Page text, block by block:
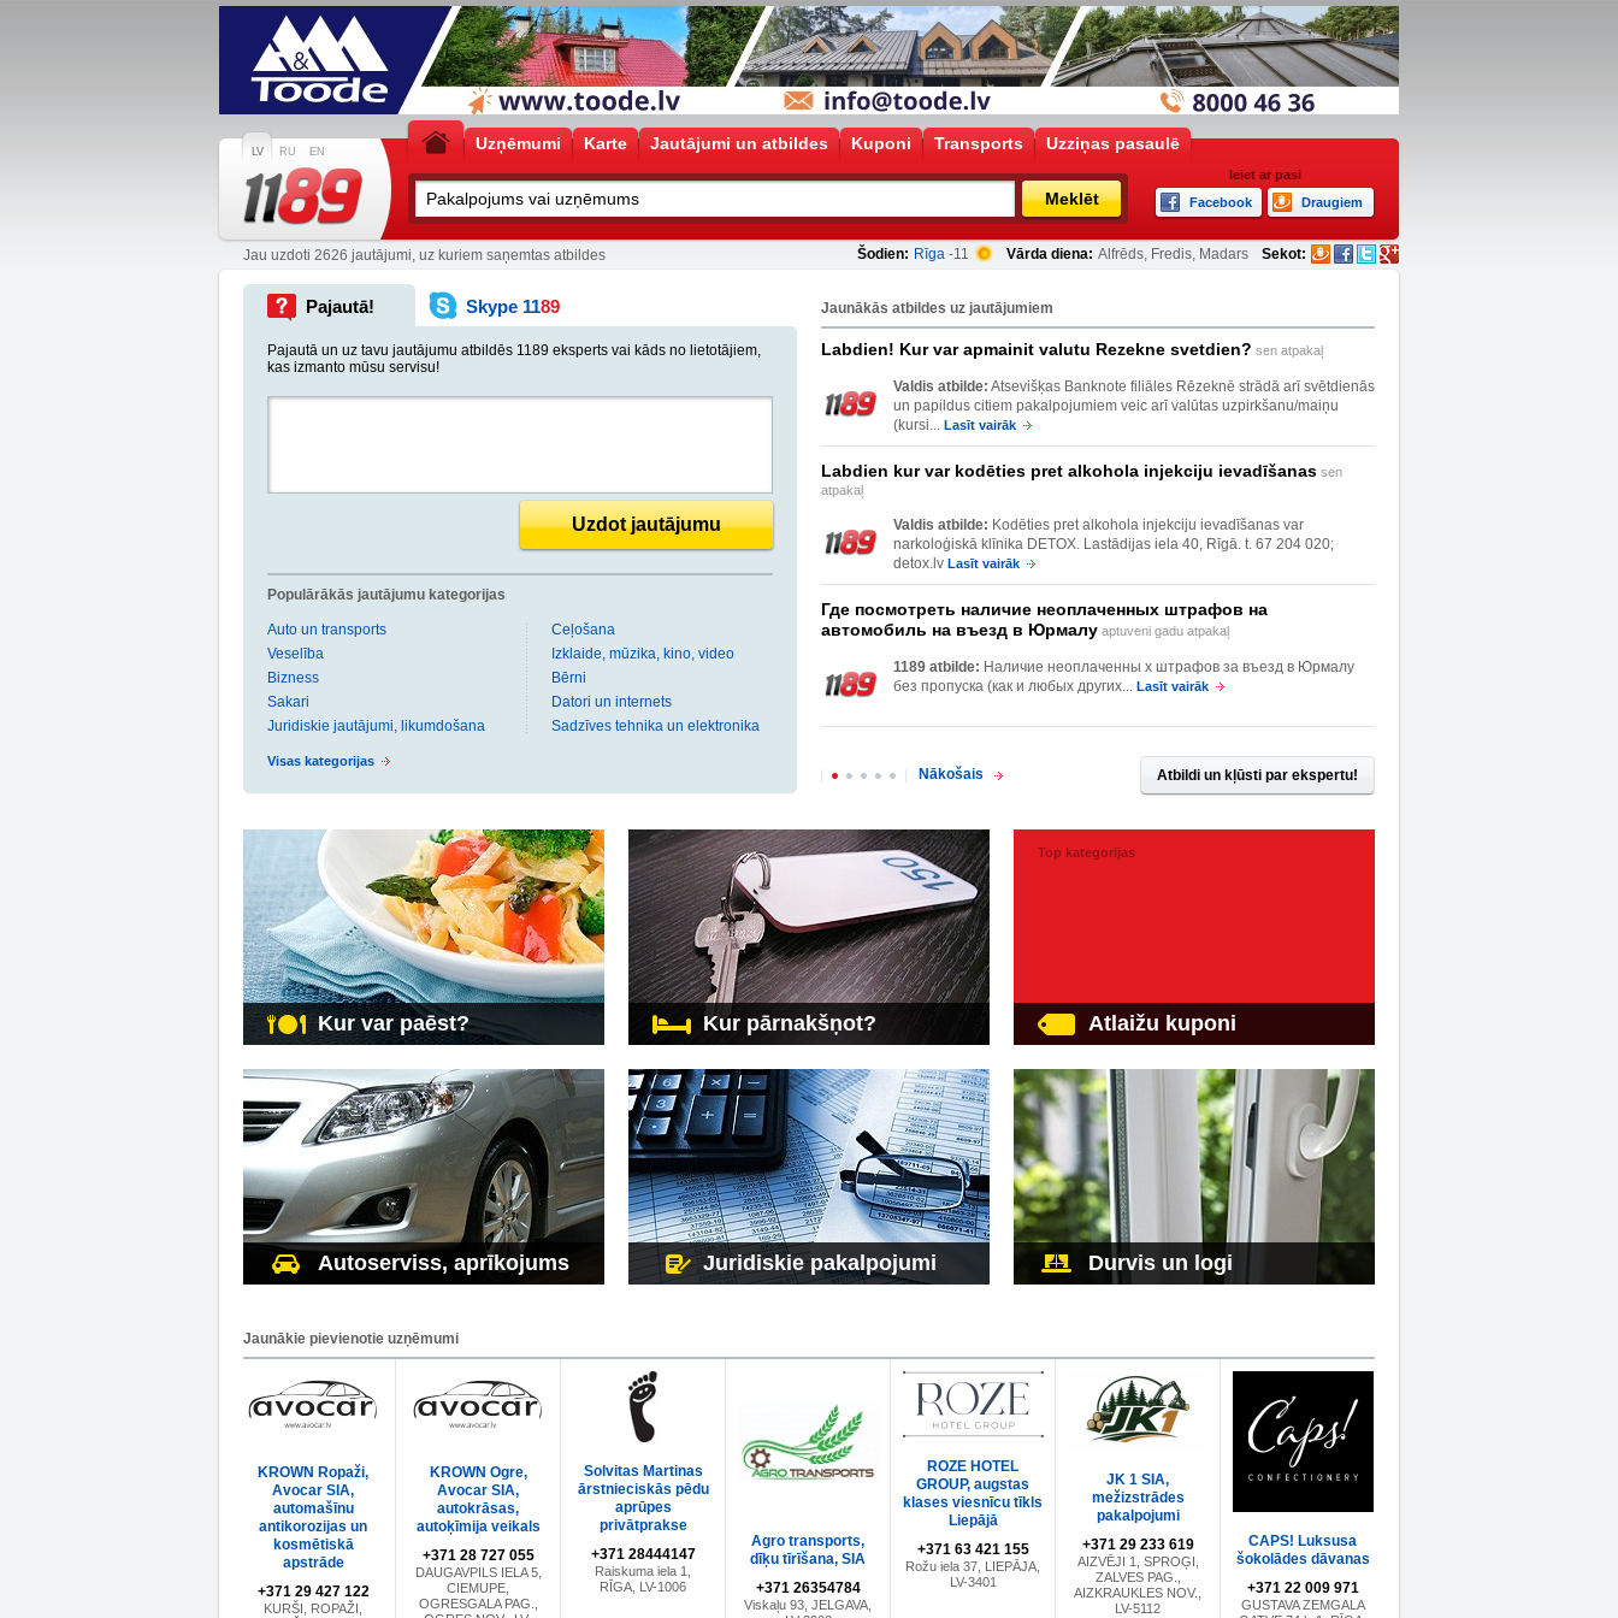
LV RU EN Uzņēmumi Karte Jautājumi un atbildes Kuponi Transports Uzziņas pasaulē
Meklēt
Ieiet ar pasi
Facebook
Draugiem
Šodien: Rīga -11 Vārda diena: Alfrēds, Fredis, Madars Sekot:
Jau uzdoti 2626 jautājumi, uz kuriem saņemtas atbildes
Pajautā! Skype 1189
Pajautā un uz tavu jautājumu atbildēs 1189 eksperts vai kāds no lietotājiem,
kas izmanto mūsu servisu!
Uzdot jautājumu
Populārākās jautājumu kategorijas
Auto un transports
Veselība
Bizness
Sakari
Juridiskie jautājumi, likumdošana
Ceļošana
Izklaide, mūzika, kino, video
Bērni
Datori un internets
Sadzīves tehnika un elektronika
Visas kategorijas
Jaunākās atbildes uz jautājumiem
Labdien! Kur var apmainit valutu Rezekne svetdien? sen atpakaļ
Valdis atbilde: Atsevišķas Banknote filiāles Rēzeknē strādā arī svētdienās
un papildus citiem pakalpojumiem veic arī valūtas uzpirkšanu/maiņu
(kursi... Lasīt vairāk
Labdien kur var kodēties pret alkohola injekciju ievadīšanas sen
atpakaļ
Valdis atbilde: Kodēties pret alkohola injekciju ievadīšanas var
narkoloģiskā klīnika DETOX. Lastādijas iela 40, Rīgā. t. 67 204 020;
detox.lv Lasīt vairāk
Где посмотреть наличие неоплаченных штрафов на
автомобиль на въезд в Юрмалу aptuveni gadu atpakaļ
1189 atbilde: Наличие неоплаченны х штрафов за въезд в Юрмалу
без пропуска (как и любых других... Lasīt vairāk
Nākošais Atbildi un kļūsti par ekspertu!
Kur var paēst? Kur pārnakšņot?
Top kategorijas
Atlaižu kuponi
Autoserviss, aprīkojums Juridiskie pakalpojumi Durvis un logi
Jaunākie pievienotie uzņēmumi
KROWN Ropaži,
Avocar SIA,
automašīnu
antikorozijas un
kosmētiskā
apstrāde
+371 29 427 122
KURŠI, ROPAŽI,
KROWN Ogre,
Avocar SIA,
autokrāsas,
autoķīmija veikals
+371 28 727 055
DAUGAVPILS IELA 5,
CIEMUPE,
OGRESGALA PAG.,
Solvitas Martinas
ārstnieciskās pēdu
aprūpes
privātprakse
+371 28444147
Raiskuma iela 1,
RĪGA, LV-1006
Agro transports,
dīķu tīrīšana, SIA
+371 26354784
Viskaļu 93, JELGAVA,
ROZE HOTEL
GROUP, augstas
klases viesnīcu tīkls
Liepājā
+371 63 421 155
Rožu iela 37, LIEPĀJA,
LV-3401
JK 1 SIA,
mežizstrādes
pakalpojumi
+371 29 233 619
AIZVĒJI 1, SPROĢI,
ZALVES PAG.,
AIZKRAUKLES NOV.,
LV-5112
CAPS! Luksusa
šokolādes dāvanas
+371 22 009 971
GUSTAVA ZEMGALA